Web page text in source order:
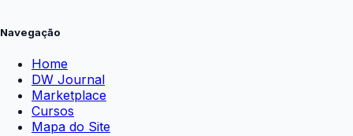
Navegação
Home
DW Journal
Marketplace
Cursos
Mapa do Site